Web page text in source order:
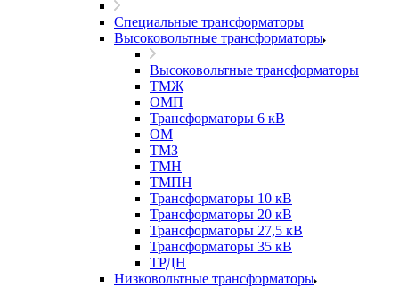
Специальные трансформаторы
Высоковольтные трансформаторы
Высоковольтные трансформаторы
ТМЖ
ОМП
Трансформаторы 6 кВ
ОМ
ТМЗ
ТМН
ТМПН
Трансформаторы 10 кВ
Трансформаторы 20 кВ
Трансформаторы 27,5 кВ
Трансформаторы 35 кВ
ТРДН
Низковольтные трансформаторы